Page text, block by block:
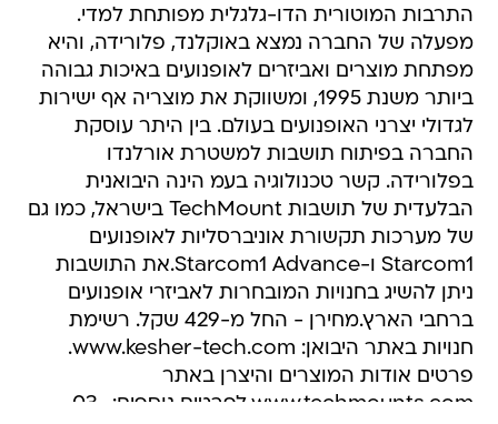
התרבות המוטורית הדו-גלגלית מפותחת למדי.
מפעלה של החברה נמצא באוקלנד, פלורידה, והיא
מפתחת מוצרים ואביזרים לאופנועים באיכות גבוהה
ביותר משנת 1995, ומשווקת את מוצריה אף ישירות
לגדולי יצרני האופנועים בעולם. בין היתר עוסקת
החברה בפיתוח תושבות למשטרת אורלנדו
בפלורידה. קשר טכנולוגיה בעמ הינה היבואנית
הבלעדית של תושבות TechMount בישראל, כמו גם
של מערכות תקשורת אוניברסליות לאופנועים
Starcom1 ו-Starcom1 Advance.את התושבות
ניתן להשיג בחנויות המובחרות לאביזרי אופנועים
ברחבי הארץ.מחירן - החל מ-429 שקל. רשימת
חנויות באתר היבואן: www.kesher-tech.com.
פרטים אודות המוצרים והיצרן באתר
www.techmounts.com.לפרטים נוספים: 03-